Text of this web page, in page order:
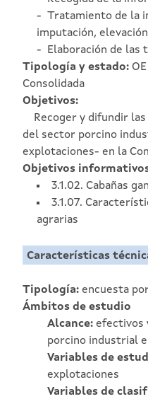
Tratamiento de la
imputación,
Elaboración de las
Tipología y estado:
Consolidada
Objetivos:
Recoger y difundir
del sector porcino
explotaciones- en la
Objetivos
3.1.02. Cabañas
3.1.07.
agrarias
Características
Tipología: encuesta
Ámbitos de estudio
Alcance: efectivos
porcino industrial
Variables de
explotaciones
Variables de